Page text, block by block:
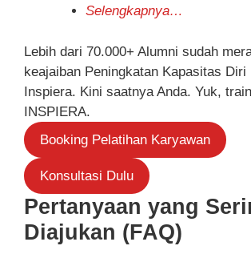
Selengkapnya…
Lebih dari 70.000+ Alumni sudah
keajaiban Peningkatan Kapasitas Diri
Inspiera. Kini saatnya Anda. Yuk,
INSPIERA.
Booking Pelatihan Karyawan
Konsultasi Dulu
Pertanyaan yang
Diajukan (FAQ)